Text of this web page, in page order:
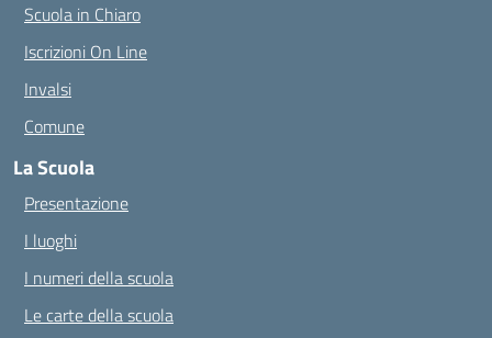
Scuola in Chiaro
Iscrizioni On Line
Invalsi
Comune
La Scuola
Presentazione
I luoghi
I numeri della scuola
Le carte della scuola